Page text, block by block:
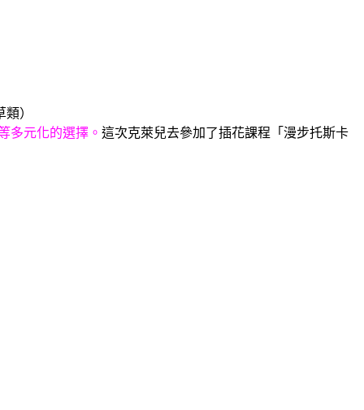
）
多元化的選擇。 這次克萊兒去參加了插花課程「漫步托斯卡